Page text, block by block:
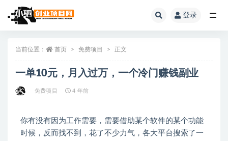
登录
当前位置： 首页 免费项目 正文
一单10元，月入过万，一个冷门赚钱副业
免费项目 4 年前
你有没有因为工作需要，需要借助某个软件的某个功能
时候，反而找不到，花了不少力气，各大平台搜索了一